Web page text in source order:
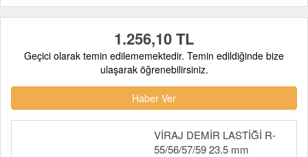
1.256,10 TL
Geçici olarak temin edilememektedir. Temin edildiğinde bize
ulaşarak öğrenebilirsiniz.
Haber Ver
VİRAJ DEMİR LASTİĞİ R-
55/56/57/59 23.5 mm